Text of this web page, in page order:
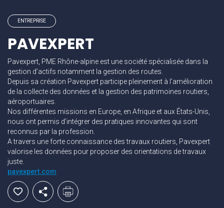
ENTREPRISE
PAVEXPERT
Pavexpert, PME Rhône-alpine est une société spécialisée dans la
gestion d’actifs notamment la gestion des routes.
Depuis sa création Pavexpert participe pleinement à l’amélioration
de la collecte des données et la gestion des patrimoines routiers,
aéroportuaires.
Nos différentes missions en Europe, en Afrique et aux États-Unis,
nous ont permis d’intégrer des pratiques innovantes qui sont
reconnus par la profession.
A travers une forte connaissance des travaux routiers, Pavexpert
valorise les données pour proposer des orientations de travaux
juste.
pavexpert.com